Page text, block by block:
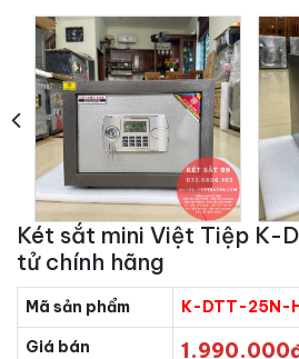
Két sắt mini Việt Tiệp K-
tử chính hãng
Mã sản phẩm K-DTT-25N-
Giá bán